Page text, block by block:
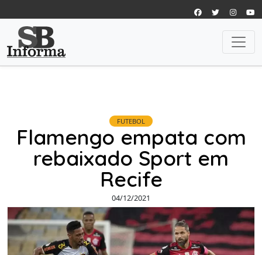
FUTEBOL
Flamengo empata com
rebaixado Sport em
Recife
04/12/2021